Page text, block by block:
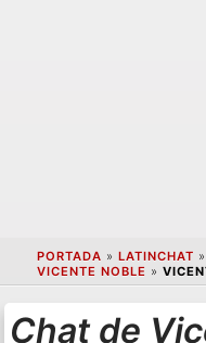
PORTADA » LATINCHAT »
VICENTE NOBLE »
Chat de